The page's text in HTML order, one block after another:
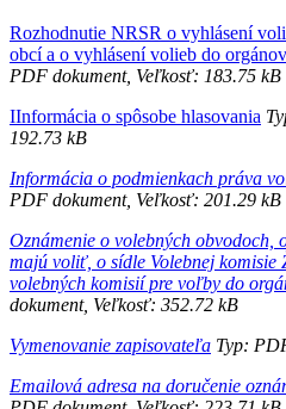
Rozhodnutie NRSR o vyhlásení
obcí a o vyhlásení volieb do
PDF dokument, Veľkosť: 183.75 kB
IInformácia o spôsobe hlasovania
192.73 kB
Informácia o podmienkach práva
PDF dokument, Veľkosť: 201.29 kB
Oznámenie o volebných obvodoch,
majú voliť, o sídle Volebnej komisie
volebných komisií pre voľby do
dokument, Veľkosť: 352.72 kB
Vymenovanie zapisovateľa Typ:
Emailová adresa na doručenie